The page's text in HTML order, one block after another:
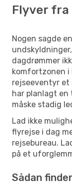
Flyver fra
Nogen sagde
dagdrømmer
komfortzonen i
rejseeventyr et
har planlagt en
måske stadig
Lad ikke
flyrejse i dag
rejsebureau.
på et
Sådan